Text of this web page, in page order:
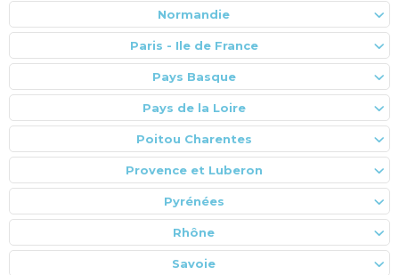
Normandie
Paris - Ile de France
Pays Basque
Pays de la Loire
Poitou Charentes
Provence et Luberon
Pyrénées
Rhône
Savoie